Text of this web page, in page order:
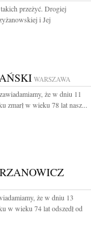
przeżyć. Drogiej
i Jej
WARSZAWA
że w dniu 11
zmarł w wieku 78 lat nasz...
że w dniu 13
w wieku 74 lat odszedł od